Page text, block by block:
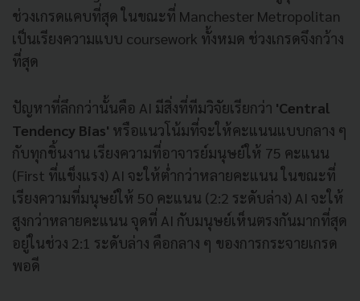
ช่วงเกรดแคบที่สุด ในขณะที่ Manchester Metropolitan
เป็นเรียงความแบบ coursework ทั้งหมด ช่วงเกรดจึงกว้าง
ที่สุด
ปัญหาที่ลึกกว่านั้นคือ AI มีสิ่งที่ทีมวิจัยเรียกว่า 'Central
Tendency Bias' หรือแนวโน้มที่จะให้คะแนนแบบกลาง ๆ
กับทุกชิ้นงาน เรียงความที่อาจารย์มนุษย์ให้ 75 คะแนน
(First ที่แข็งแรง) AI จะให้ต่ำกว่าหลายคะแนน ในขณะที่
เรียงความที่มนุษย์ให้ 50 คะแนน (2:2 ระดับล่าง) AI จะให้
สูงกว่าหลายคะแนน จุดที่ AI กับมนุษย์เห็นตรงกันมากที่สุด
อยู่ในช่วง 2:1 ระดับล่าง คือกลาง ๆ ของการกระจายเกรด
พอดี